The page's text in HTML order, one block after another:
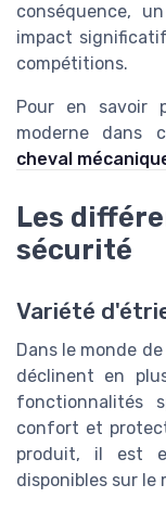
conséquence,
impact
compétitions.
Pour en savoir
moderne dans
cheval
Les
sécurité
Variété
Dans le monde
déclinent en
fonctionnalités
confort et
produit, il est
disponibles sur le